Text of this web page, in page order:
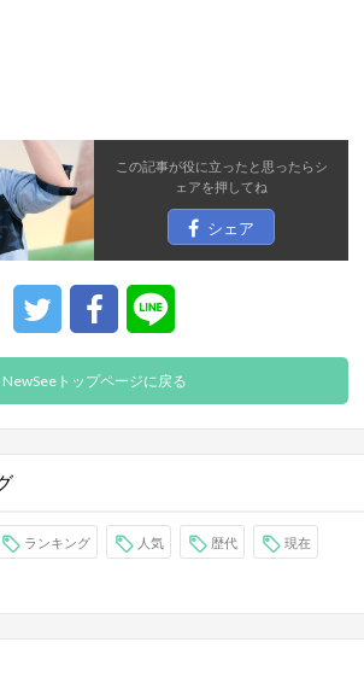
この記事が役に立ったと思ったらシ
ェアを押してね
シェア
NewSeeトップページに戻る
ランキング 人気 歴代 現在